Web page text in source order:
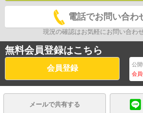
電話でお問い合わ
現況の確認はお気軽にお問い合わ
無料会員登録はこちら
会員登録 公
会
メールで共有する